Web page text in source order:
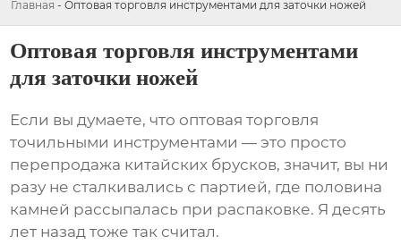
Главная - Оптовая торговля инструментами для заточки ножей
Оптовая торговля инструментами
для заточки ножей
Если вы думаете, что оптовая торговля
точильными инструментами — это просто
перепродажа китайских брусков, значит, вы ни
разу не сталкивались с партией, где половина
камней рассыпалась при распаковке. Я десять
лет назад тоже так считал.